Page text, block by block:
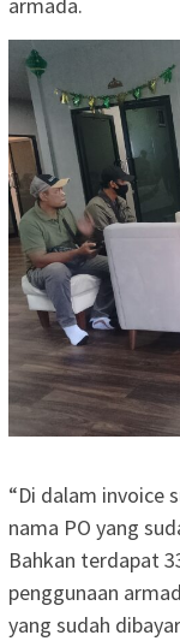
“Di dalam invoice
nama PO yang
Bahkan terdapat
penggunaan
yang sudah